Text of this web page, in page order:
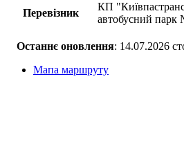
Перевізник
КП
автобусний парк
Останнє оновлення: 14.07.2026
Мапа маршруту